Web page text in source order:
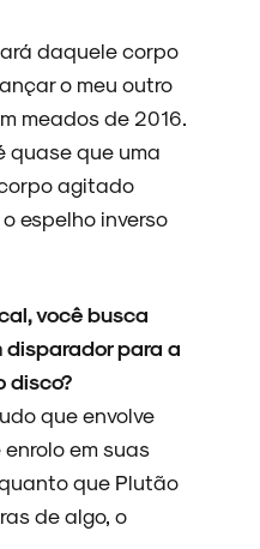
daquele corpo
o meu outro
meados de 2016.
quase que uma
agitado
espelho inverso
você busca
disparador para a
disco?
que envolve
em suas
que Plutão
de algo, o